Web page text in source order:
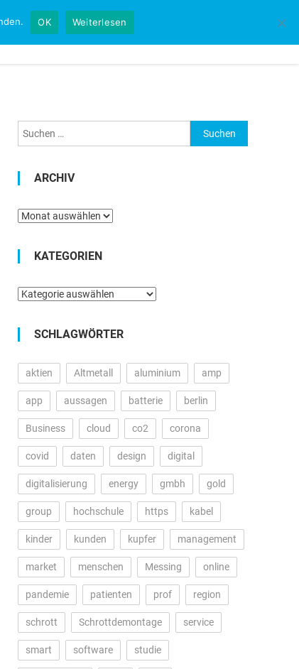
Startseite
Suchen
nach:
ARCHIV
Archiv
KATEGORIEN
Kategorien
SCHLAGWÖRTER
aktien Altmetall aluminium amp
app aussagen batterie berlin
Business cloud co2 corona
covid daten design digital
digitalisierung energy gmbh gold
group hochschule https kabel
kinder kunden kupfer management
market menschen Messing online
pandemie patienten prof region
schrott Schrottdemontage service
smart software studie
OK Weiterlesen